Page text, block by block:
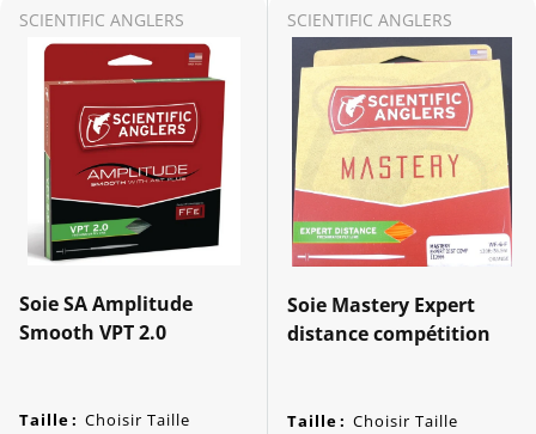
SCIENTIFIC ANGLERS
Soie SA Amplitude
Smooth VPT 2.0
Taille: Choisir Taille
SCIENTIFIC ANGLERS
Soie Mastery Expert
distance compétition
Taille: Choisir Taille